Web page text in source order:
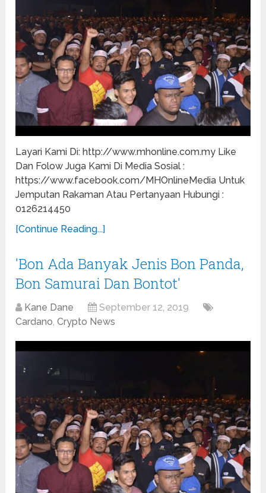
Layari Kami Di: http://www.mhonline.com.my Like
Dan Folow Juga Kami Di Media Sosial :
https://www.facebook.com/MHOnlineMedia Untuk
Jemputan Rakaman Atau Pertanyaan Hubungi :
0126214450
[Continue Reading...]
'Bon Ada Banyak Jenis Bon Panda,
Bon Samurai Dan Bontot'
Kane Dane
September 12, 2019
Cardano,Crypto News